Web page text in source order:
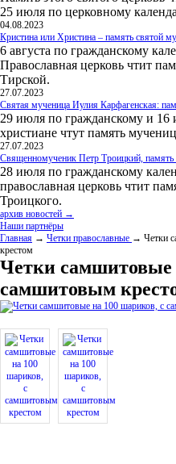
25 июля по церковному
04.08.2023
Кристина или Христина – память святой
6 августа по гражданскому
Православная церковь чтит
Тирской.
27.07.2023
Святая мученица Иулия Карфагенская:
29 июля по гражданскому и
христиане чтут память
27.07.2023
Священномученик Петр Троицкий,
28 июля по гражданскому
православная церковь чтит
Троицкого.
архив новостей →
Наши партнёры
Главная → Четки православные → Четки
крестом
Четки самшитовые
самшитовым